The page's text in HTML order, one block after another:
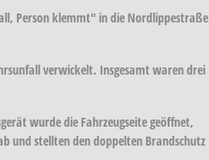
Person klemmt" in die Nordlippestraße
verwickelt. Insgesamt waren drei
wurde die Fahrzeugseite geöffnet,
und stellten den doppelten Brandschutz